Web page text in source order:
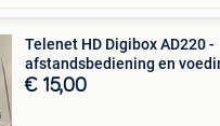
Telenet HD Digibox AD220 -
afstandsbediening en
€ 15,00